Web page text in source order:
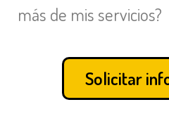
más de mis servicios?
Solicitar